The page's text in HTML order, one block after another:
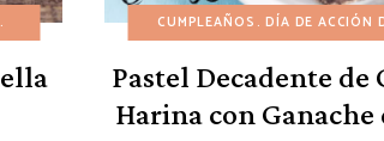
POSTRES MINI PRIMAVERA RECETAS
HALLOWEEN INVIERNO NAVIDAD OTOÑO
CUMPLEAÑOS DÍA DE ACCIÓN
Pastel Decadente de
Harina con Ganache